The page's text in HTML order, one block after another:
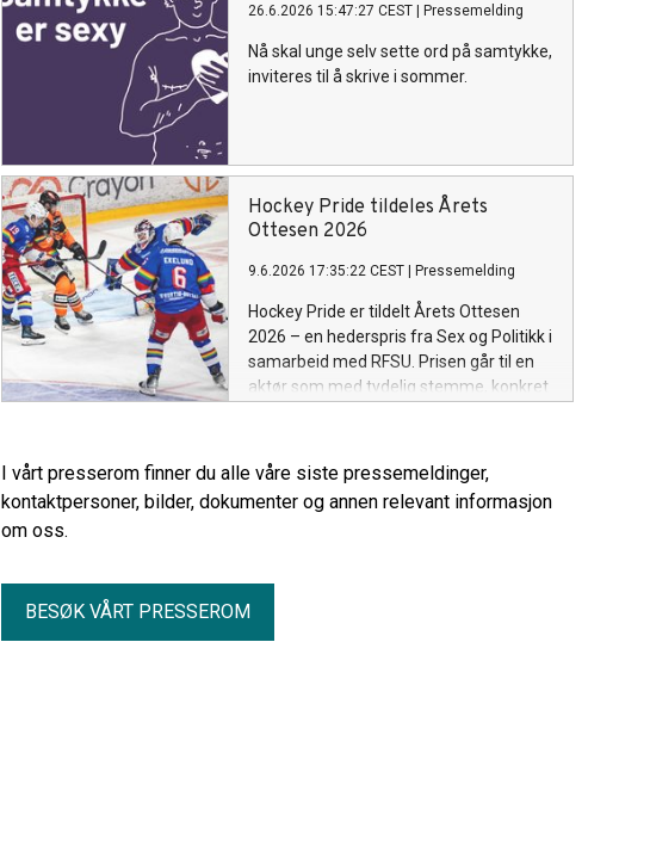
26.6.2026 15:47:27 CEST Pressemelding
Nå skal unge selv sette ord på samtykke,
inviteres til å skrive i sommer.
Hockey Pride tildeles Årets
Ottesen 2026
9.6.2026 17:35:22 CEST Pressemelding
Hockey Pride er tildelt Årets Ottesen
2026 – en hederspris fra Sex og Politikk i
samarbeid med RFSU. Prisen går til en
aktør som med tydelig stemme, konkret
og rettigheter (SRHR) i Norge.
I vårt presserom finner du alle våre siste pressemeldinger,
kontaktpersoner, bilder, dokumenter og annen relevant informasjon
om oss.
BESØK VÅRT PRESSEROM